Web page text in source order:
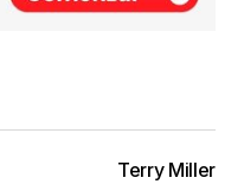
Terry Miller